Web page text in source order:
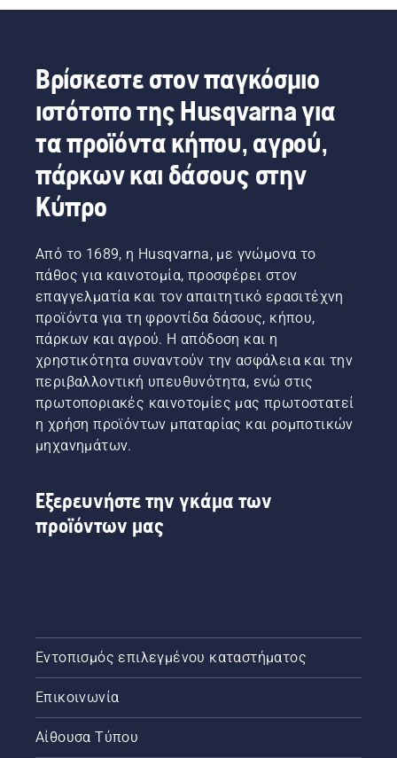
χρήσης
θαμνοκοπτικών,
θα
βρείτε
κάποιες
συμβουλές
για την
ασφαλή
και
χρήση
των
θαμνοκοπτικών
της
Husqvarna.
Είναι η
ομάδα
Η. Και
είναι οι
πιο
απαιτητικοί
Βρίσκεστε στον παγκόσμιο
ιστότοπο της Husqvarna για
τα προϊόντα κήπου, αγρού,
πάρκων και δάσους στην
Κύπρο
Από το 1689, η Husqvarna, με γνώμονα το
πάθος για καινοτομία, προσφέρει στον
επαγγελματία και τον απαιτητικό ερασιτέχνη
προϊόντα για τη φροντίδα δάσους, κήπου,
πάρκων και αγρού. Η απόδοση και η
χρηστικότητα συναντούν την ασφάλεια και την
περιβαλλοντική υπευθυνότητα, ενώ στις
πρωτοποριακές καινοτομίες μας πρωτοστατεί
η χρήση προϊόντων μπαταρίας και ρομποτικών
μηχανημάτων.
Εξερευνήστε την γκάμα των
προϊόντων μας
Εντοπισμός επιλεγμένου καταστήματος
Επικοινωνία
Αίθουσα Τύπου